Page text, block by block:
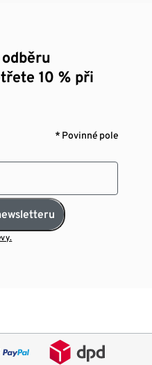
10 % při
* Povinné pole